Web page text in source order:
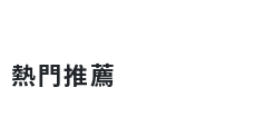
熱門推薦